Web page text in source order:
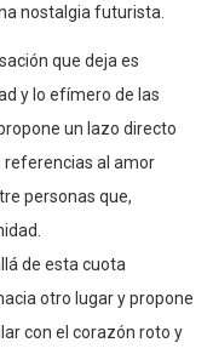
nostalgia futurista.
que deja es
y lo efímero de las
un lazo directo
referencias al amor
personas que,
de esta cuota
otro lugar y propone
con el corazón roto y